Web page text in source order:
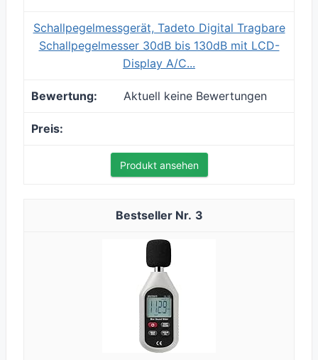
Schallpegelmessgerät, Tadeto Digital Tragbare
Schallpegelmesser 30dB bis 130dB mit LCD-
Display A/C...
Aktuell keine Bewertungen
Produkt ansehen
3